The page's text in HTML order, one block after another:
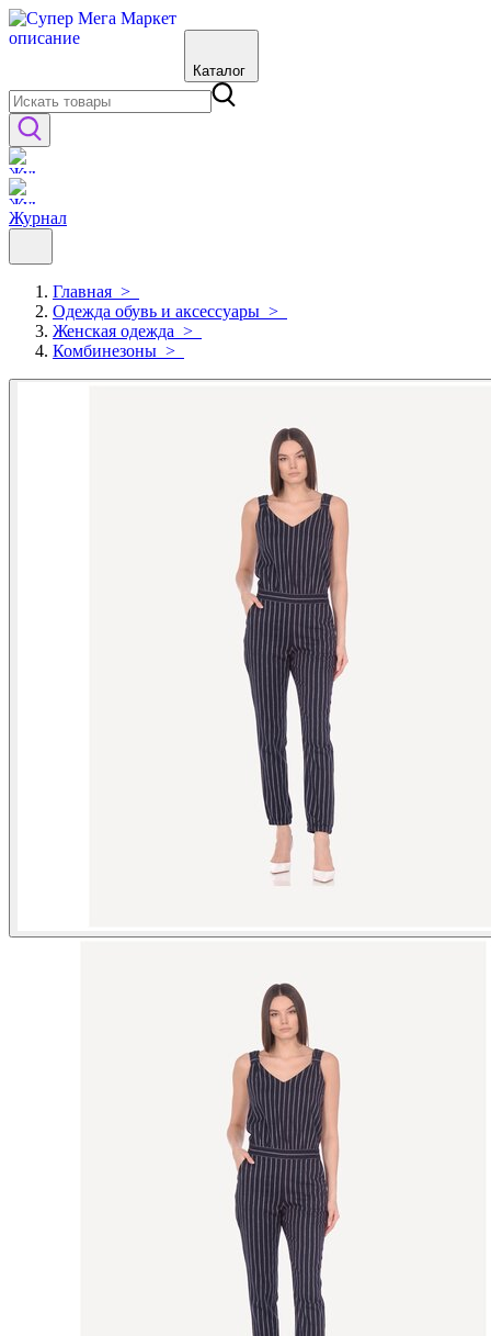
Каталог
Журнал
Главная >
Одежда обувь и аксессуары >
Женская одежда >
Комбинезоны >